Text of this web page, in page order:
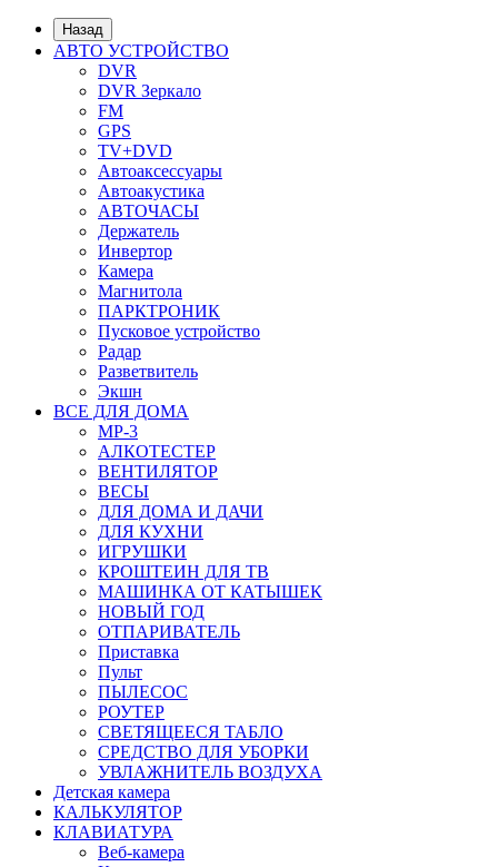
Назад
АВТО УСТРОЙСТВО
DVR
DVR Зеркало
FM
GPS
TV+DVD
Автоаксессуары
Автоакустика
АВТОЧАСЫ
Держатель
Инвертор
Камера
Магнитола
ПАРКТРОНИК
Пусковое устройство
Радар
Разветвитель
Экшн
ВСЕ ДЛЯ ДОМА
MP-3
АЛКОТЕСТЕР
ВЕНТИЛЯТОР
ВЕСЫ
ДЛЯ ДОМА И ДАЧИ
ДЛЯ КУХНИ
ИГРУШКИ
КРОШТЕИН ДЛЯ ТВ
МАШИНКА ОТ КАТЫШЕК
НОВЫЙ ГОД
ОТПАРИВАТЕЛЬ
Приставка
Пульт
ПЫЛЕСОС
РОУТЕР
СВЕТЯЩЕЕСЯ ТАБЛО
СРЕДСТВО ДЛЯ УБОРКИ
УВЛАЖНИТЕЛЬ ВОЗДУХА
Детская камера
КАЛЬКУЛЯТОР
КЛАВИАТУРА
Веб-камера